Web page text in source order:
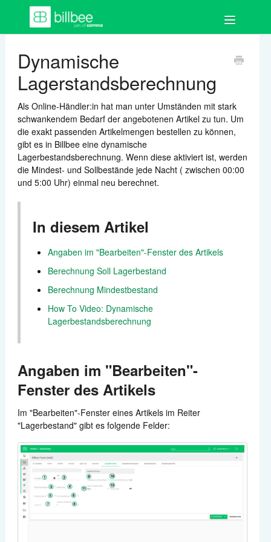
Toggle
Los geht's
Bestellungen
Auftragsdokumente
Artikel
Shops & Marktplätze
Zahlungen
Versand
Weitere Anbindungen
Support kontaktieren
Dynamische
Lagerstandsberechnung
Als Online-Händler:in hat man unter Umständen mit stark
schwankendem Bedarf der angebotenen Artikel zu tun. Um
die exakt passenden Artikelmengen bestellen zu können,
gibt es in Billbee eine dynamische
Lagerbestandsberechnung. Wenn diese aktiviert ist, werden
die Mindest- und Sollbestände jede Nacht ( zwischen 00:00
und 5:00 Uhr) einmal neu berechnet.
In diesem Artikel
Angaben im "Bearbeiten"-Fenster des Artikels
Berechnung Soll Lagerbestand
Berechnung Mindestbestand
How To Video: Dynamische
Lagerbestandsberechnung
Angaben im "Bearbeiten"-
Fenster des Artikels
Im "Bearbeiten"-Fenster eines Artikels im Reiter
"Lagerbestand" gibt es folgende Felder: